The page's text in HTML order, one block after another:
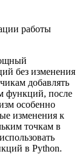
без изменения
добавлять
функций, после
особенно
изменения к
точкам в
в Python.